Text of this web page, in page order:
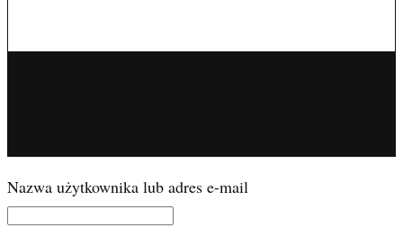
Nazwa użytkownika lub adres e-mail